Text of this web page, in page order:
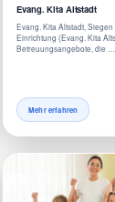
Evang. Kita Altstadt
Evang. Kita Altstadt,
Einrichtung (Evang. Kita
Betreuungsangebote, die …
Mehr erfahren